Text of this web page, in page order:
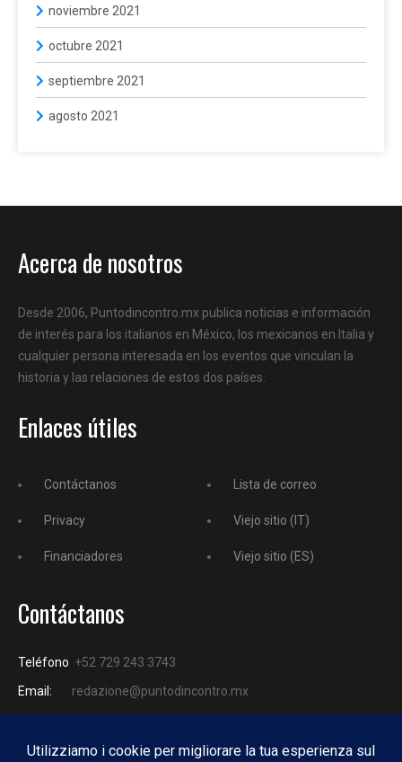
noviembre 2021
octubre 2021
septiembre 2021
agosto 2021
Acerca de nosotros
Desde 2006, Puntodincontro.mx publica noticias e información
de interés para los italianos en México, los mexicanos en Italia y
cualquier persona interesada en los eventos que vinculan la
historia y las relaciones de estos dos países.
Enlaces útiles
Contáctanos
Privacy
Financiadores
Lista de correo
Viejo sitio (IT)
Viejo sitio (ES)
Contáctanos
Teléfono +52 729 243 3743
Email:
redazione@puntodincontro.mx